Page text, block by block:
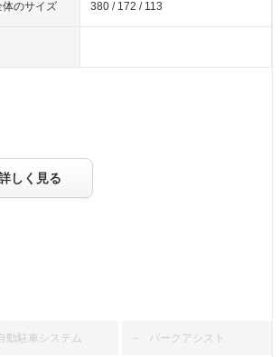
体のサイズ 380 / 172 / 113
しく見る
動駐車システム － パークアシスト